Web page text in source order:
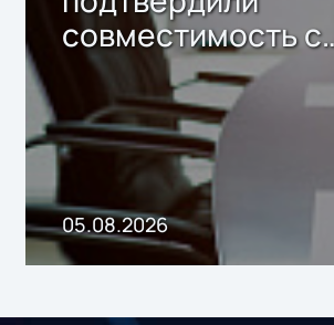
совместимость с
решением Sharx
Storage 2.x для
хранения данных
05.08.2026